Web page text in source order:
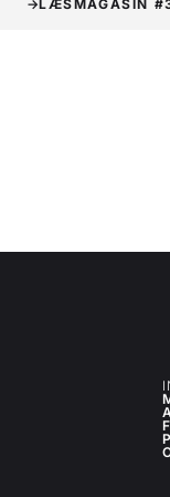
LÆSMAGASIN